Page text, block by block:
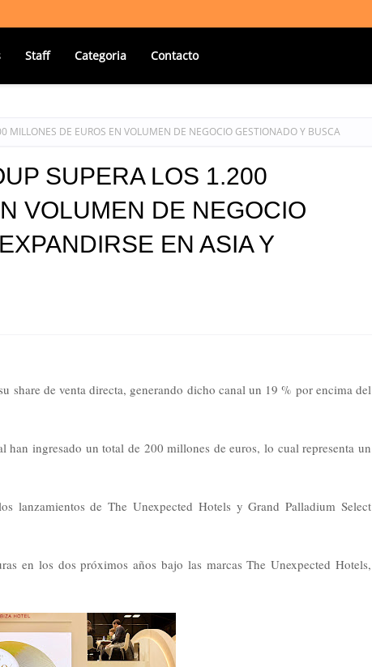
Staff Categoria Contacto
MILLONES DE EUROS EN VOLUMEN DE NEGOCIO GESTIONADO Y BUSCA
SUPERA LOS 1.200
VOLUMEN DE NEGOCIO
EN ASIA Y
share de venta directa, generando dicho canal un 19 % por encima del
ingresado un total de 200 millones de euros, lo cual representa un
de The Unexpected Hotels y Grand Palladium Select
en los dos próximos años bajo las marcas The Unexpected Hotels,